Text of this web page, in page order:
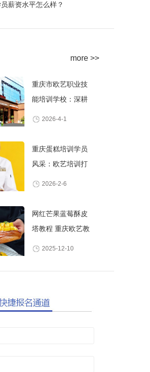
薪资水平怎么样？
more >>
重庆市欧艺职业技
能培训学校：深耕
2026-4-1
重庆蛋糕培训学员
风采：欧艺培训打
2026-2-6
网红芒果蓝莓酥皮
塔教程 重庆欧艺教
2025-12-10